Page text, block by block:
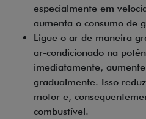
especialmente em
aumenta o consumo de
Ligue o ar de maneira
ar-condicionado na
imediatamente,
gradualmente. Isso
motor e,
combustível.